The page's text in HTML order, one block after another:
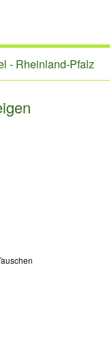
- Rheinland-Pfalz